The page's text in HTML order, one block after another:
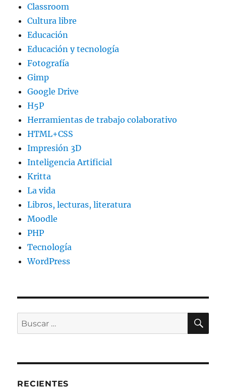
Classroom
Cultura libre
Educación
Educación y tecnología
Fotografía
Gimp
Google Drive
H5P
Herramientas de trabajo colaborativo
HTML+CSS
Impresión 3D
Inteligencia Artificial
Kritta
La vida
Libros, lecturas, literatura
Moodle
PHP
Tecnología
WordPress
Buscar
por:
RECIENTES